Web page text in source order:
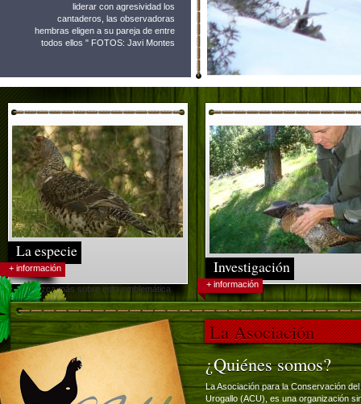
liderar con agresividad los
cantaderos, las observadoras
hembras eligen a su pareja de entre
todos ellos " FOTOS: Javi Montes
La especie
+ información
Conozca más sobre esta emblemática
ave.
Investigación
+ información
La Asociación
¿Quiénes somos?
La Asociación para la Conservación del
Urogallo (ACU), es una organización